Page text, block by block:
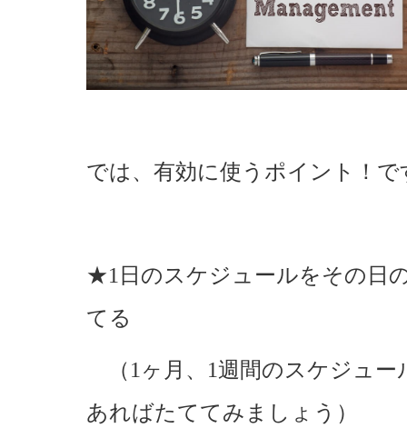
では、有効に使うポイント！で
★1日のスケジュールをその日
てる
（1ヶ月、1週間のスケジュー
あればたててみましょう）